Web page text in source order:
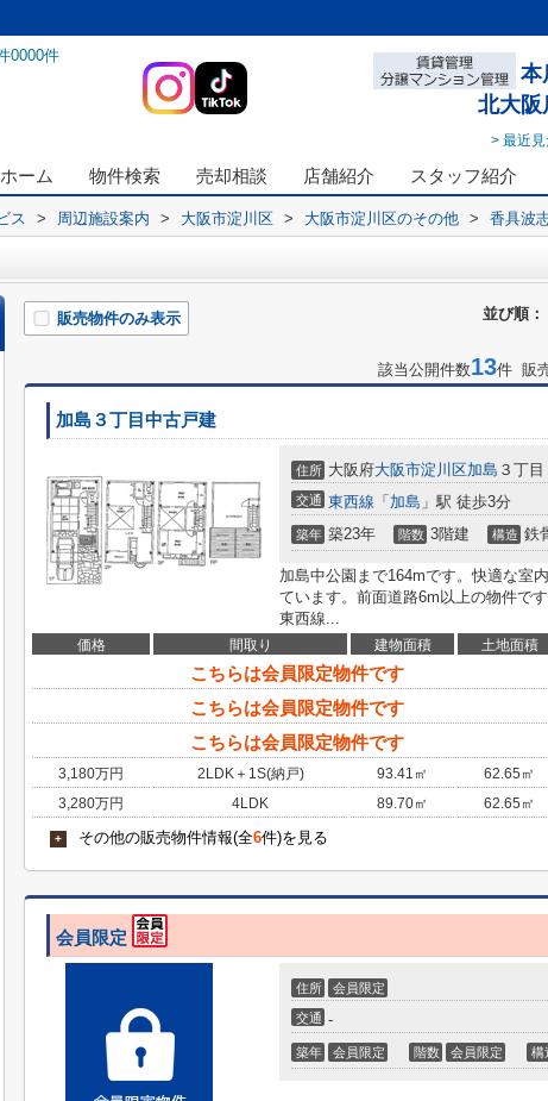
0000件
本
北大阪
> 最近
ホーム 物件検索 売却相談 店舗紹介 スタッフ紹介
ス > 周辺施設案内 > 大阪市淀川区 > 大阪市淀川区のその他 > 香具波
並び順：
販売物件のみ表示
該当公開件数13件 販
加島３丁目中古戸建
住所 大阪府大阪市淀川区加島 ３丁目
交通 東西線 「 加島 」駅 徒歩3分
築年 築23年 階数 3階建 構造 鉄
加島中公園まで164mです。快適な室
ています。前面道路6m以上の物件で
東西線...
価格 間取り 建物面積 土地面積
こちらは会員限定物件です
こちらは会員限定物件です
こちらは会員限定物件です
3,180万円 2LDK＋1S(納戸) 93.41㎡ 62.65㎡
3,280万円 4LDK 89.70㎡ 62.65㎡
+ その他の販売物件情報(全6件)を見る
会員限定
住所 会員限定
交通 -
築年 会員限定 階数 会員限定 構